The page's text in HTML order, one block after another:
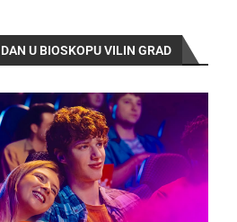
U BIOSKOPU VILIN GRAD